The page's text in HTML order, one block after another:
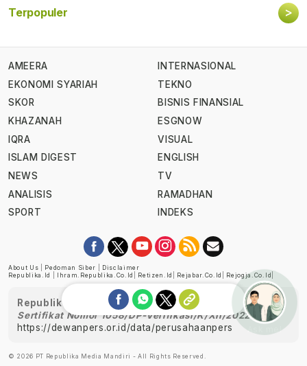
Terpopuler >
AMEERA
EKONOMI SYARIAH
SKOR
KHAZANAH
IQRA
ISLAM DIGEST
NEWS
ANALISIS
SPORT
INTERNASIONAL
TEKNO
BISNIS FINANSIAL
ESGNOW
VISUAL
ENGLISH
TV
RAMADHAN
INDEKS
About Us Pedoman Siber
Disclaimer
Republika.id
Ihram.republika.co.id Retizen.id Rejabar.co.id Rejogja.co.id
Republika telah diverifikasi oleh Dewan Pers
Sertifikat Nomor 1058/DP-Verifikasi/K/XII/2022
https://dewanpers.or.id/data/perusahaanpers
© 2026 PT Republika Media Mandiri - All Rights Reserved.
Ask me!